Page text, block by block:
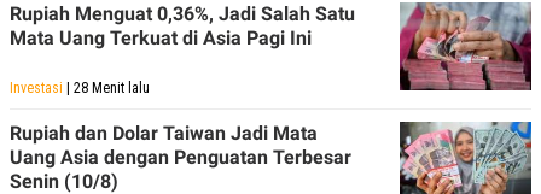
Rupiah Menguat 0,36%, Jadi Salah Satu
Mata Uang Terkuat di Asia Pagi Ini
Investasi | 28 Menit lalu
Rupiah dan Dolar Taiwan Jadi Mata
Uang Asia dengan Penguatan Terbesar
Senin (10/8)